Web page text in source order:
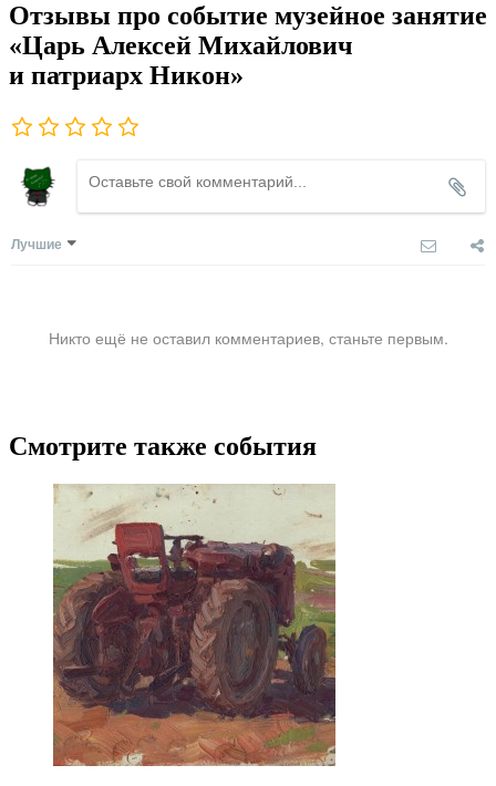
Отзывы про событие музейное занятие
«Царь Алексей Михайлович
и патриарх Никон»
Лучшие
Никто ещё не оставил комментариев, станьте первым.
Смотрите также события